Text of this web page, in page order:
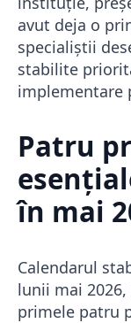
avut deja o
specialiștii
stabilite
implementare
Patru
în mai
Calendarul
lunii mai
primele patru